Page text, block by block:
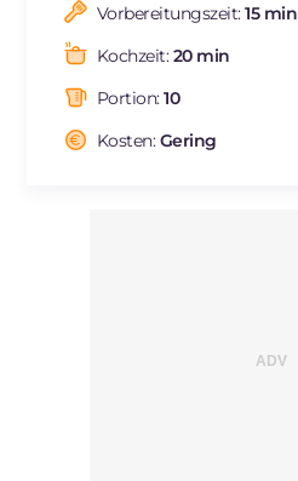
BR
NL
Vorbereitungszeit:15 min
Kochzeit:20 min
Portion:10
Kosten:Gering